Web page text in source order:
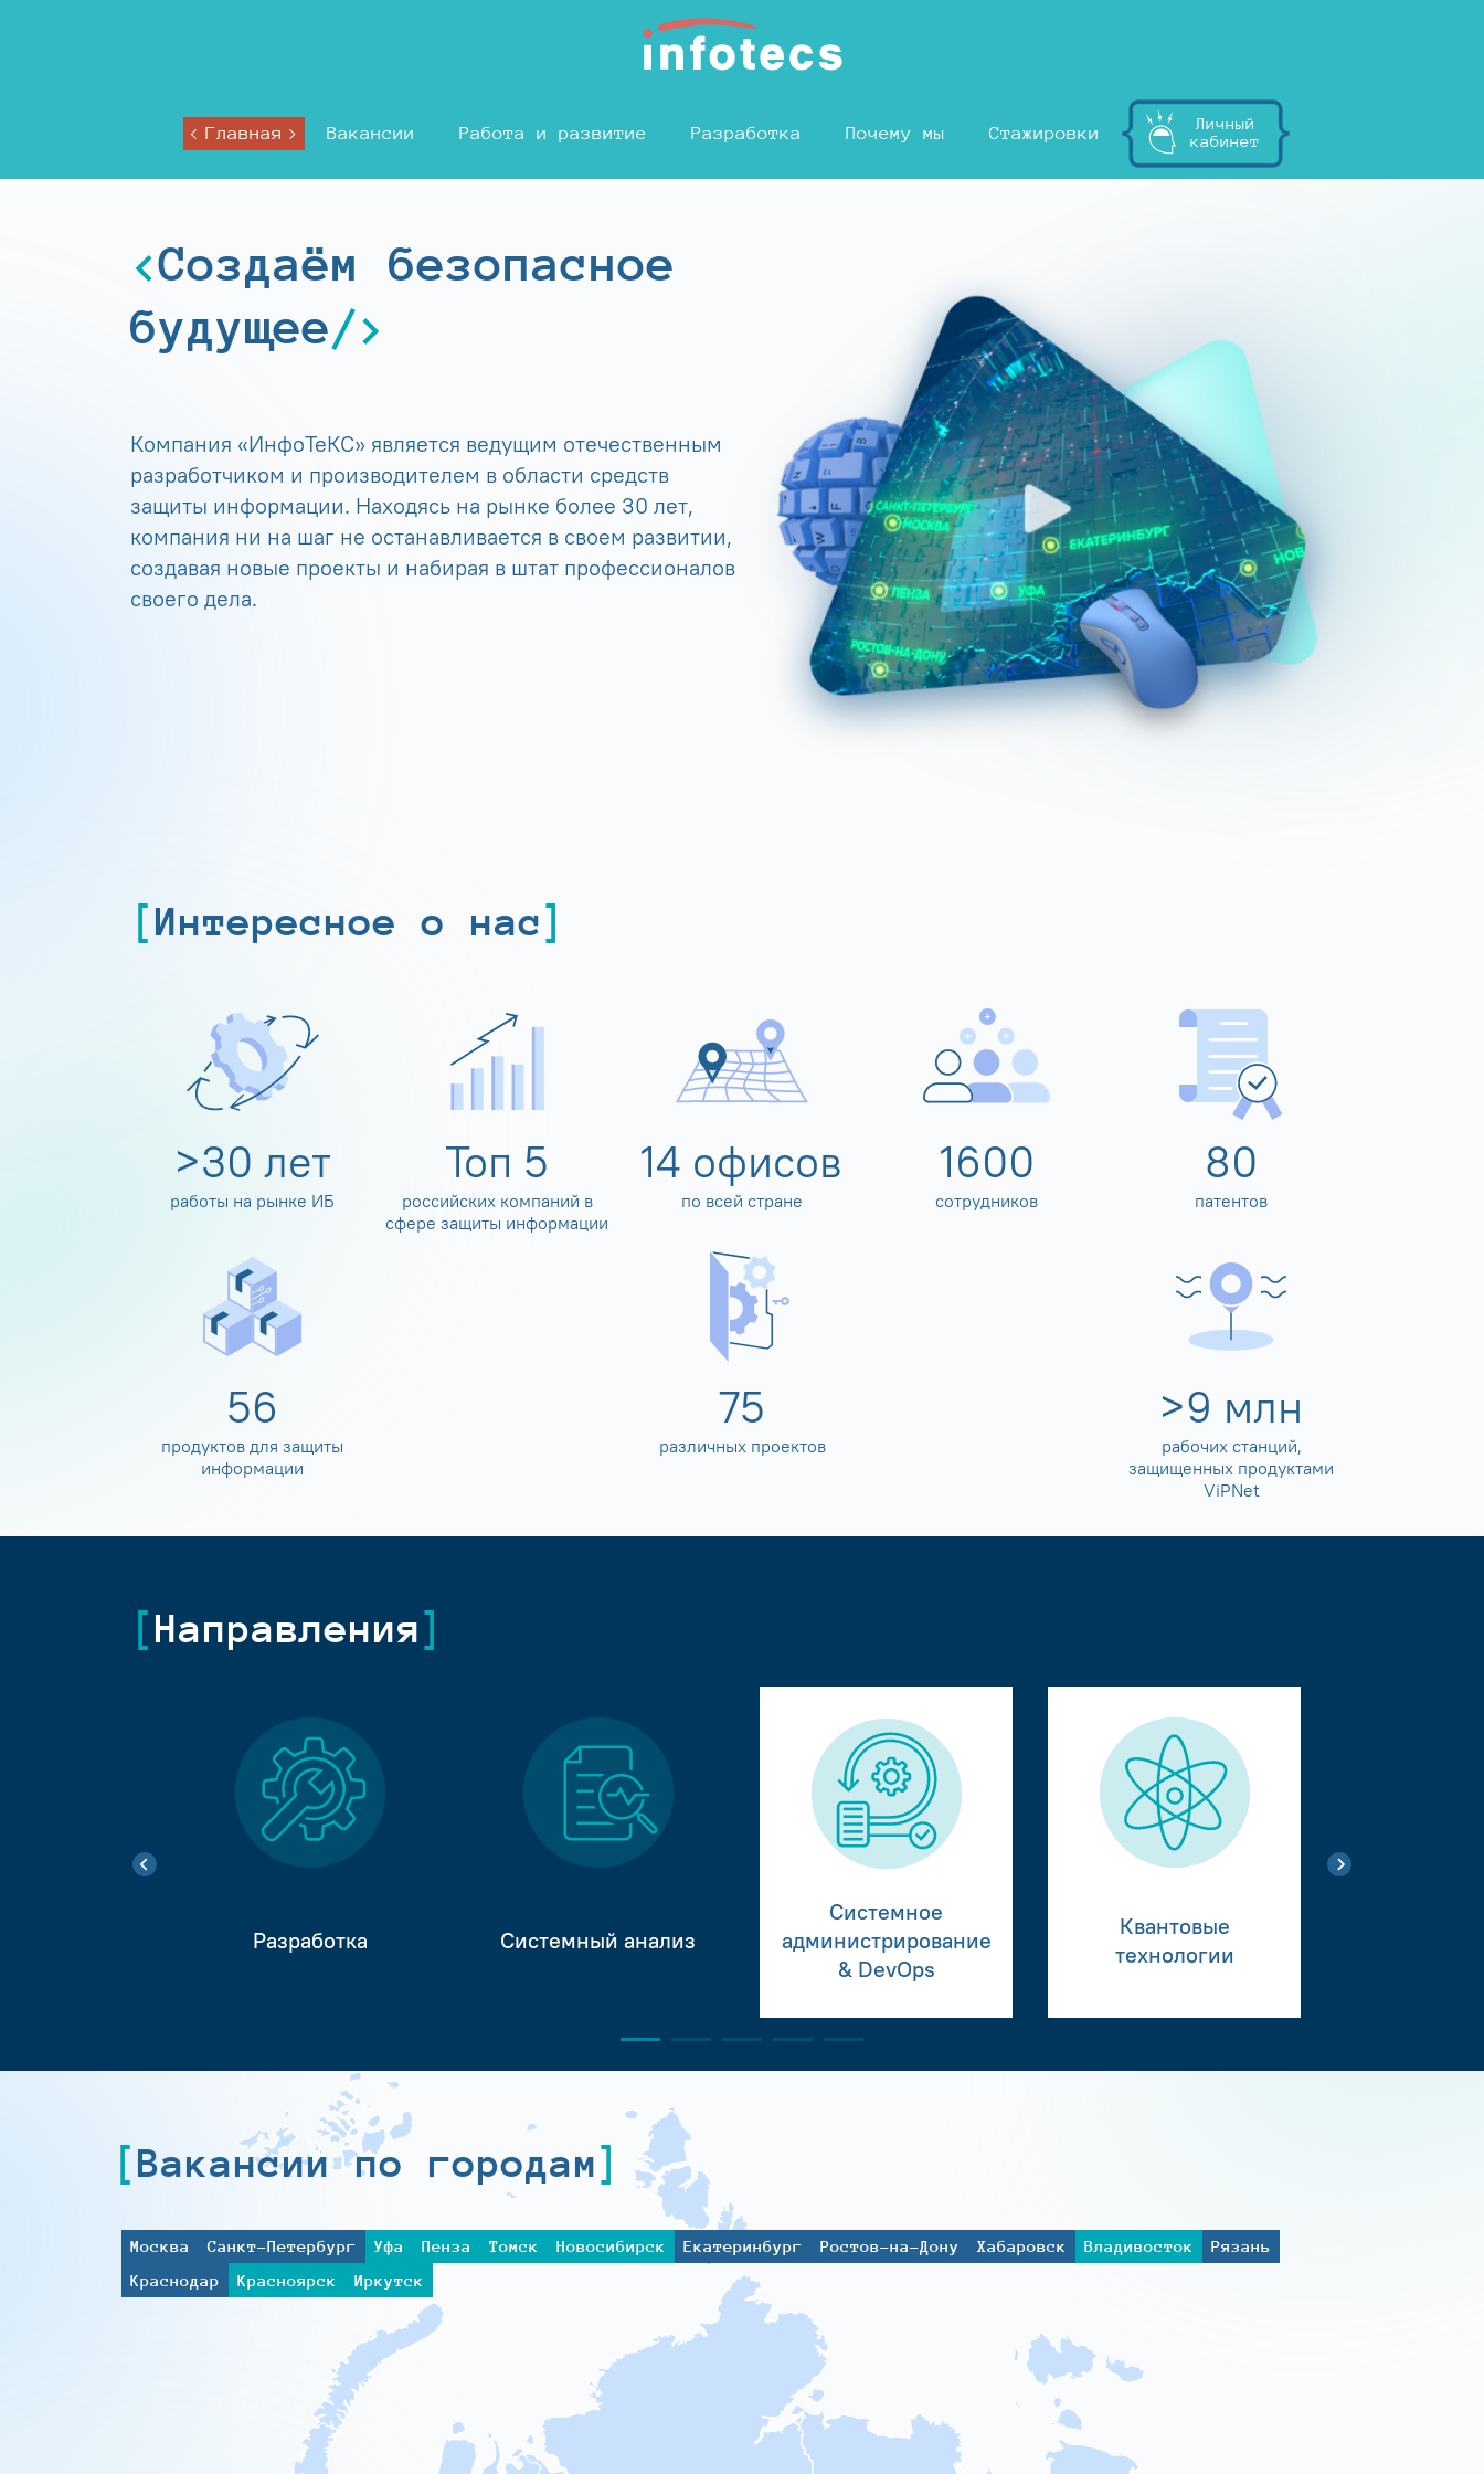
Главная Вакансии Работа и развитие Разработка Почему мы Стажировки
Личный
кабинет
Создаём безопасное
будущее
Компания «ИнфоТеКС» является ведущим отечественным
разработчиком и производителем в области средств
защиты информации. Находясь на рынке более 30 лет,
компания ни на шаг не останавливается в своем развитии,
создавая новые проекты и набирая в штат профессионалов
своего дела.
Интересное о нас
>30 лет
работы на рынке ИБ
Топ 5
российских компаний в
сфере защиты информации
14 офисов
по всей стране
1600
сотрудников
80
патентов
60
продуктов для защиты
информации
80
различных проектов
>10 млн
рабочих станций,
защищенных продуктами
ViPNet
Направления
Разработка Системный анализ
Системное
администрирование
& DevOps
Квантовые
технологии
Вакансии по городам
Москва Санкт-Петербург Уфа Пенза Томск Новосибирск Екатеринбург Ростов-на-Дону Хабаровск Владивосток
Рязань
Краснодар
Красноярск Иркутск